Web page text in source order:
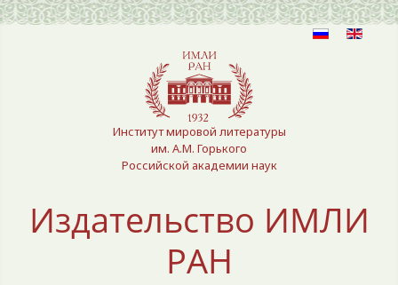
Выберите язык
Институт мировой литературы
им. А.М. Горького
Российской академии наук
Издательство ИМЛИ
РАН